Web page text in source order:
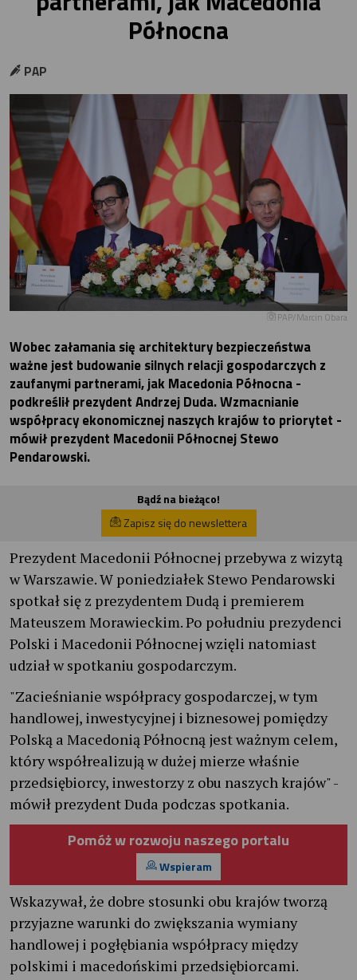
Północna
PAP
PAP/Marcin Obara
Wobec załamania się architektury bezpieczeństwa
ważne jest budowanie silnych relacji gospodarczych z
zaufanymi partnerami, jak Macedonia Północna -
podkreślił prezydent Andrzej Duda. Wzmacnianie
współpracy ekonomicznej naszych krajów to priorytet -
mówił prezydent Macedonii Północnej Stewo
Pendarowski.
Bądź na bieżąco!
Zapisz się do newslettera
Prezydent Macedonii Północnej przebywa z wizytą
w Warszawie. W poniedziałek Stewo Pendarowski
spotkał się z prezydentem Dudą i premierem
Mateuszem Morawieckim. Po południu prezydenci
Polski i Macedonii Północnej wzięli natomiast
udział w spotkaniu gospodarczym.
"Zacieśnianie współpracy gospodarczej, w tym
handlowej, inwestycyjnej i biznesowej pomiędzy
Polską a Macedonią Północną jest ważnym celem,
który współrealizują w dużej mierze właśnie
przedsiębiorcy, inwestorzy z obu naszych krajów" -
mówił prezydent Duda podczas spotkania.
Pomóż w rozwoju naszego portalu
Wspieram
Wskazywał, że dobre stosunki obu krajów tworzą
przyjazne warunki do zwiększania wymiany
handlowej i pogłębiania współpracy między
polskimi i macedońskimi przedsiębiorcami.